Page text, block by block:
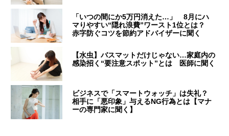
「いつの間にか5万円消えた…」 8月にハ
マりやすい“隠れ浪費”ワースト1位とは？
赤字防ぐコツを節約アドバイザーに聞く
【水虫】バスマットだけじゃない…家庭内の
感染招く“要注意スポット”とは 医師に聞く
ビジネスで「スマートウォッチ」は失礼？
相手に「悪印象」与えるNG行為とは【マナ
ーの専門家に聞く】